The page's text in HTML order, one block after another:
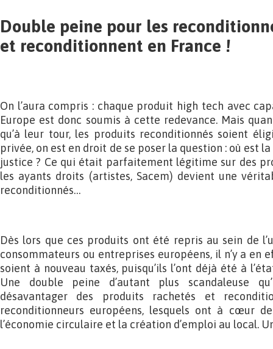
Double peine pour les
et reconditionnent en France !
On l’aura compris : chaque produit high tech avec
Europe est donc soumis à cette redevance. Mais
qu’à leur tour, les produits reconditionnés soient
privée, on est en droit de se poser la question : où est
justice ? Ce qui était parfaitement légitime sur des
les ayants droits (artistes, Sacem) devient une
reconditionnés…
Dès lors que ces produits ont été repris au sein de
consommateurs ou entreprises européens, il n’y a en
soient à nouveau taxés, puisqu’ils l’ont déjà été à
Une double peine d’autant plus scandaleuse
désavantager des produits rachetés et
reconditionneurs européens, lesquels ont à cœur
l’économie circulaire et la création d’emploi au local.